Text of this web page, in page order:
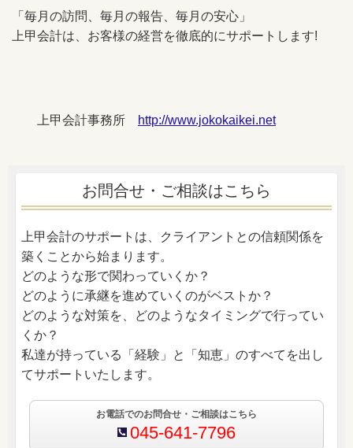
「毎月の訪問、毎月の報告、毎月の安心」
上甲会計は、お客様の経営を徹底的にサポートします!
上甲会計事務所 http://www.jokokaikei.net
お問合せ・ご相談はこちら
上甲会計のサポートは、クライアントとの信頼関係を
築くことから始まります。
どのような形で関わっていくか？
どのように承継を進めていくのがベストか？
どのような対策を、どのようなタイミングで行ってい
くか？
私達が持っている「経験」と「知恵」のすべてを出し
てサポートいたします。
お電話でのお問合せ・ご相談はこちら
045-641-7796